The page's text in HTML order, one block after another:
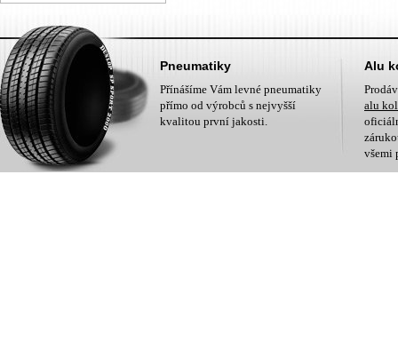
Pneumatiky
Přínášíme Vám levné pneumatiky
přímo od výrobců s nejvyšší
kvalitou první jakosti.
Alu
alu
všemi